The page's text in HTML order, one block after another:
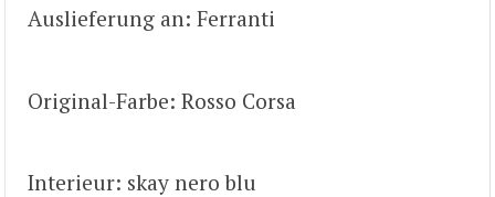
Auslieferung an: Ferranti
Original-Farbe: Rosso Corsa
Interieur: skay nero blu